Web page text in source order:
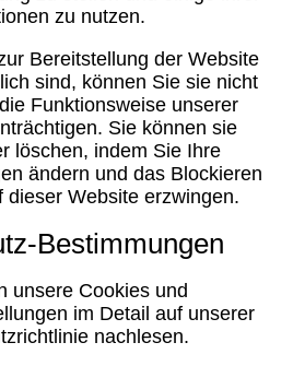
zu nutzen.
Bereitstellung der Website
sind, können Sie sie nicht
Funktionsweise unserer
Sie können sie
löschen, indem Sie Ihre
ändern und das Blockieren
dieser Website erzwingen.
Bestimmungen
unsere Cookies und
im Detail auf unserer
nachlesen.